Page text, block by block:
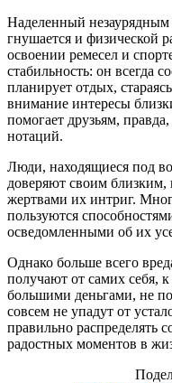
Наделенный незаурядным
гнушается и физической
освоении ремесел и
стабильность: он всегда
планирует отдых,
внимание интересы
помогает друзьям,
нотаций.
Люди, находящиеся под
доверяют своим близким,
жертвами их интриг.
пользуются
осведомленными об их
Однако больше всего
получают от самих себя, к
большими деньгами, не
совсем не упадут от
правильно распределять
радостных моментов в